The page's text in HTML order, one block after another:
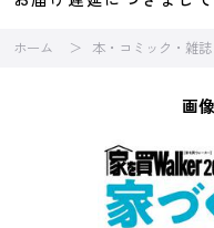
ホーム 本・コミック・雑誌
画